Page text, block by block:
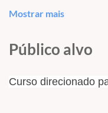
Mostrar mais
Público alvo
Curso direcionado